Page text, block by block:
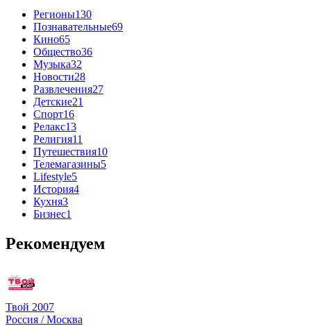
Регионы130
Познавательные69
Кино65
Общество36
Музыка32
Новости28
Развлечения27
Детские21
Спорт16
Релакс13
Религия11
Путешествия10
Телемагазины5
Lifestyle5
История4
Кухня3
Бизнес1
Рекомендуем
Твой 2007
Россия / Москва